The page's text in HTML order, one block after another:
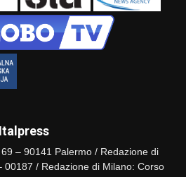
– 90141 Palermo / Redazione di
00187 / Redazione di Milano: Corso